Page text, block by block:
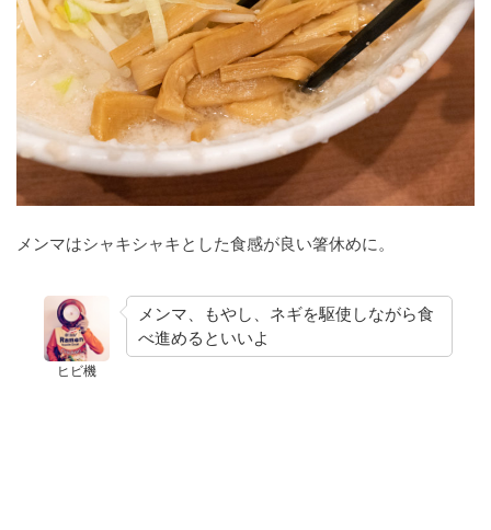
メンマはシャキシャキとした食感が良い箸休めに。
ヒビ機
メンマ、もやし、ネギを駆使しながら食
べ進めるといいよ